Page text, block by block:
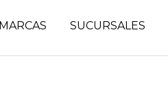
MARCAS SUCURSALES